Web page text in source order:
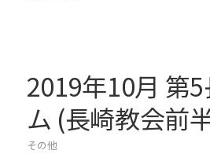
2019年10月 第
ム (長崎教会前
その他